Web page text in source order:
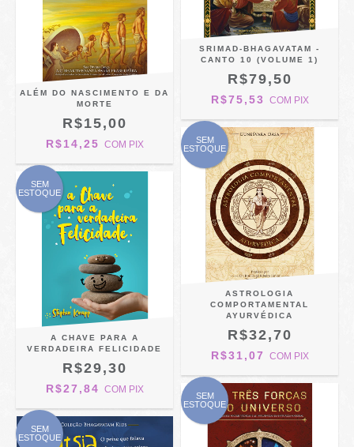
ALÉM DO NASCIMENTO E DA
MORTE
R$15,00
R$14,25 COM PIX
SRIMAD-BHAGAVATAM -
CANTO 10 (VOLUME 1)
R$79,50
R$75,53 COM PIX
SEM
ESTOQUE
A CHAVE PARA A
VERDADEIRA FELICIDADE
R$29,30
R$27,84 COM PIX
SEM
ESTOQUE
ASTROLOGIA
COMPORTAMENTAL
AYURVÉDICA
R$32,70
R$31,07 COM PIX
SEM
ESTOQUE
SEM
ESTOQUE